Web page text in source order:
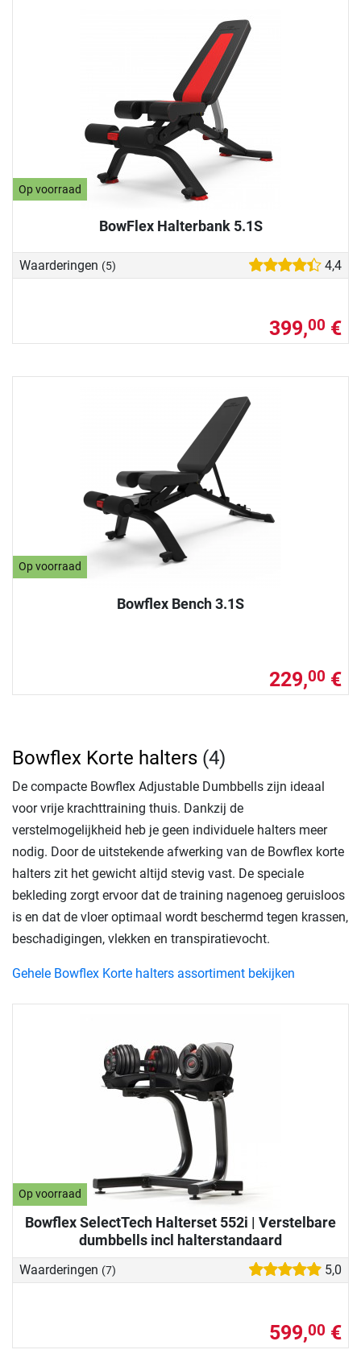
Op voorraad
BowFlex Halterbank 5.1S
Waarderingen (5) 4,4
399,00 €
Op voorraad
Bowflex Bench 3.1S
229,00 €
Op voorraad
Bowflex SelectTech Halterset 552i | Verstelbare
dumbbells incl halterstandaard
Waarderingen (7) 5,0
599,00 €
Bowflex Korte halters (4)
De compacte Bowflex Adjustable Dumbbells zijn ideaal
voor vrije krachttraining thuis. Dankzij de
verstelmogelijkheid heb je geen individuele halters meer
nodig. Door de uitstekende afwerking van de Bowflex korte
halters zit het gewicht altijd stevig vast. De speciale
bekleding zorgt ervoor dat de training nagenoeg geruisloos
is en dat de vloer optimaal wordt beschermd tegen krassen,
beschadigingen, vlekken en transpiratievocht.
Gehele Bowflex Korte halters assortiment bekijken